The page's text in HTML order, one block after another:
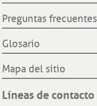
Preguntas frecuentes
Glosario
Mapa del sitio
Líneas de contacto